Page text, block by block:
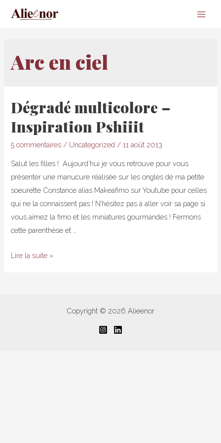
Arc en ciel
Dégradé multicolore –
Inspiration Pshiiit
5 commentaires / Uncategorized /11 août 2013
Salut les filles ! Aujourd’hui je vous retrouve pour vous
présenter une manucure réalisée sur les ongles de ma petite
soeurette Constance alias Makeafimo sur Youtube pour celles
qui ne la connaissent pas ! N’hésitez pas à aller voir sa page si
vous aimez la fimo et les miniatures gourmandes ! Fermons
cette parenthèse et …
Dégradé
Lire la suite »
Copyright © 2026 Alieenor